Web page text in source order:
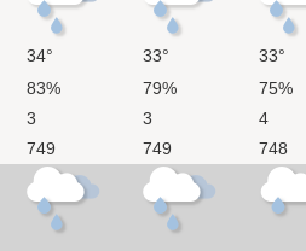
34° 33°
33°
83% 79%
75%
3 3
4
749 749 748